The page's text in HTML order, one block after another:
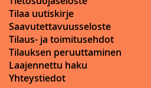
Tilaa uutiskirje
Saavutettavuusseloste
Tilaus- ja toimitusehdot
Tilauksen peruuttaminen
Laajennettu haku
Yhteystiedot